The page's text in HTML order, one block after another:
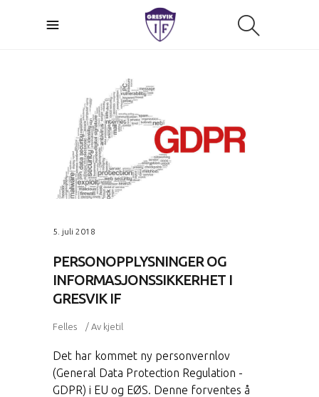
5. juli 2018
PERSONOPPLYSNINGER OG
INFORMASJONSSIKKERHET I
GRESVIK IF
Felles Av kjetil
Det har kommet ny personvernlov
(General Data Protection Regulation -
GDPR) i EU og EØS. Denne forventes å